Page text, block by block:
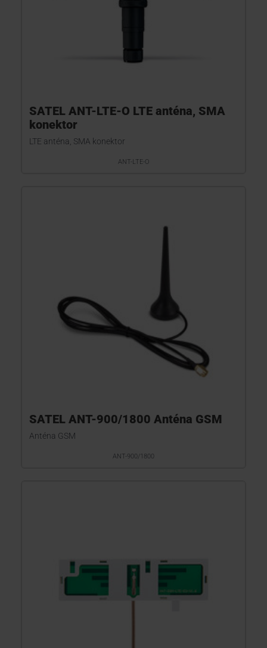
SATEL ANT-LTE-O LTE anténa, SMA
konektor
LTE anténa, SMA konektor
ANT-LTE-O
SATEL ANT-900/1800 Anténa GSM
Anténa GSM
ANT-900/1800